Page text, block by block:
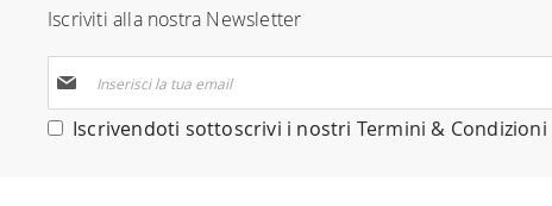
Iscriviti alla nostra Newsletter
alla
nostra
Iscrivendoti sottoscrivi i nostri Termini & Condizioni